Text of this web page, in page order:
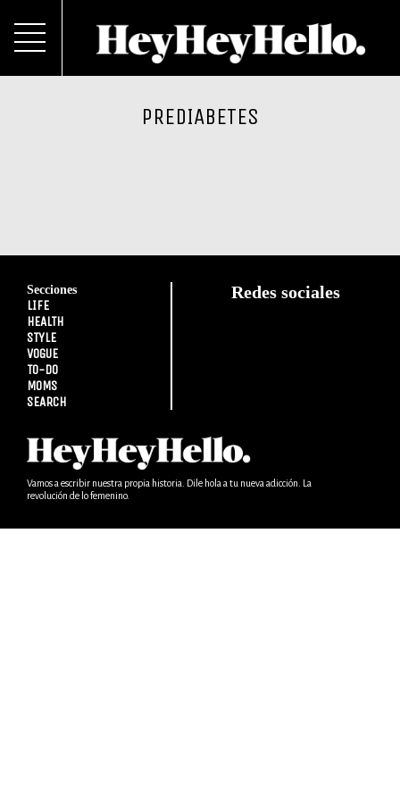
PREDIABETES
Secciones
LIFE
HEALTH
STYLE
VOGUE
TO-DO
MOMS
SEARCH
Redes sociales
Vamos a escribir nuestra propia historia. Dile hola a tu nueva adicción. La
revolución de lo femenino.